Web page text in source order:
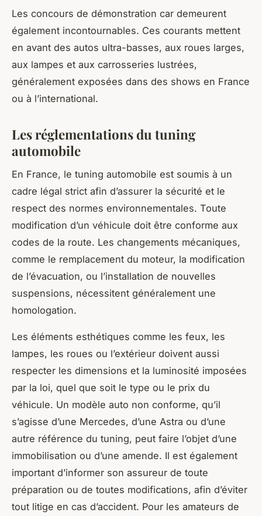
Les concours de démonstration car demeurent
également incontournables. Ces courants mettent
en avant des autos ultra-basses, aux roues larges,
aux lampes et aux carrosseries lustrées,
généralement exposées dans des shows en France
ou à l’international.
Les réglementations du tuning
automobile
En France, le tuning automobile est soumis à un
cadre légal strict afin d’assurer la sécurité et le
respect des normes environnementales. Toute
modification d’un véhicule doit être conforme aux
codes de la route. Les changements mécaniques,
comme le remplacement du moteur, la modification
de l’évacuation, ou l’installation de nouvelles
suspensions, nécessitent généralement une
homologation.
Les éléments esthétiques comme les feux, les
lampes, les roues ou l’extérieur doivent aussi
respecter les dimensions et la luminosité imposées
par la loi, quel que soit le type ou le prix du
véhicule. Un modèle auto non conforme, qu’il
s’agisse d’une Mercedes, d’une Astra ou d’une
autre référence du tuning, peut faire l’objet d’une
immobilisation ou d’une amende. Il est également
important d’informer son assureur de toute
préparation ou de toutes modifications, afin d’éviter
tout litige en cas d’accident. Pour les amateurs de